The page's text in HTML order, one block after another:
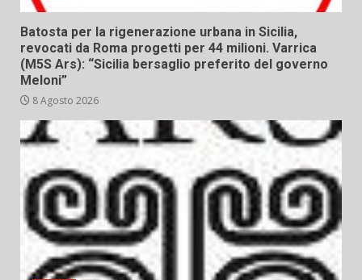
Batosta per la rigenerazione urbana in Sicilia,
revocati da Roma progetti per 44 milioni. Varrica
(M5S Ars): “Sicilia bersaglio preferito del governo
Meloni”
8 Agosto 2026